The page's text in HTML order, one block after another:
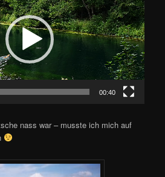
00:40
nass war – musste ich mich auf